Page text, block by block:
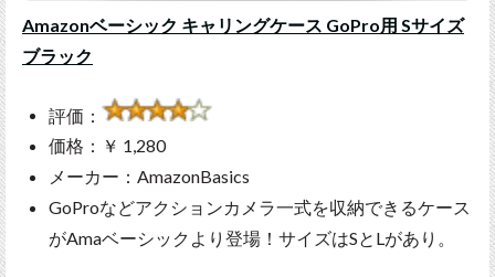
Amazonベーシック キャリングケース GoPro用 Sサイズ
ブラック
評価：
価格：￥ 1,280
メーカー：AmazonBasics
GoProなどアクションカメラ一式を収納できるケース
がAmaベーシックより登場！サイズはSとLがあり。